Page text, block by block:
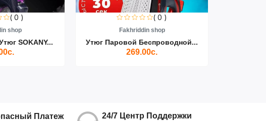
( 0 )
shop
SOKANY...
( 0 )
Fakhriddin shop
Утюг Паровой Беспроводной...
269.00с.
Платеж 24/7 Центр Поддержки